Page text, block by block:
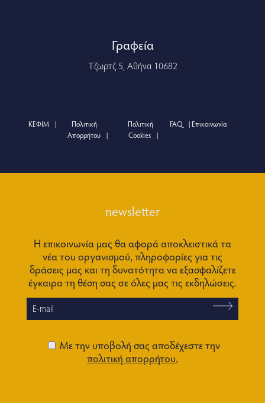
Γραφεία
Τζωρτζ 5, Αθήνα 10682
ΚΕΦΙΜ
Πολιτική
Απορρήτου
Πολιτική
Cookies
FAQ Επικοινωνία
newsletter
Η επικοινωνία μας θα αφορά αποκλειστικά τα
νέα του οργανισμού, πληροφορίες για τις
δράσεις μας και τη δυνατότητα να εξασφαλίζετε
έγκαιρα τη θέση σας σε όλες μας τις εκδηλώσεις.
Με την υποβολή σας αποδέχεστε την
πολιτική απορρήτου.